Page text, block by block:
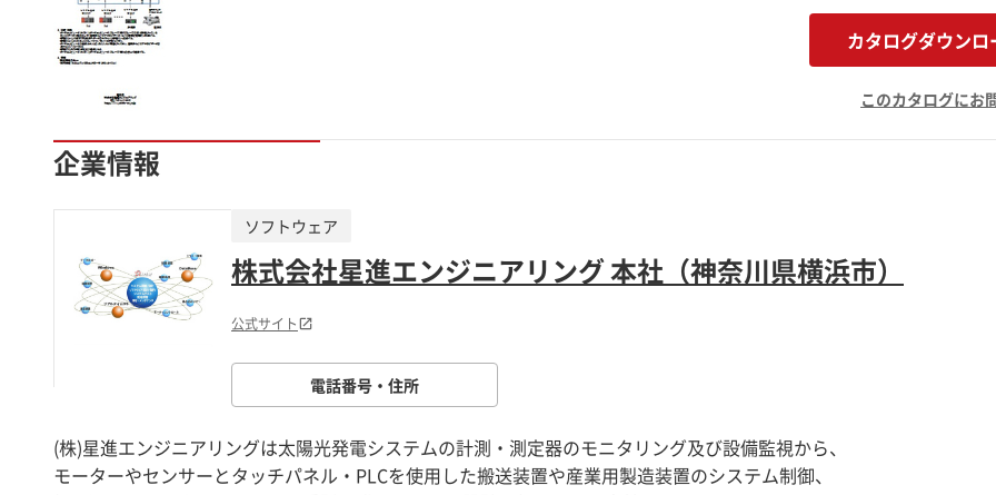
カタログダウンロ
このカタログにお
企業情報
株式会社星進エンジニアリング 本社（神奈川県横浜市）
ソフトウェア
公式サイト
電話番号・住所
(株)星進エンジニアリングは太陽光発電システムの計測・測定器のモニタリング及び設備監視から、
モーターやセンサーとタッチパネル・PLCを使用した搬送装置や産業用製造装置のシステム制御、